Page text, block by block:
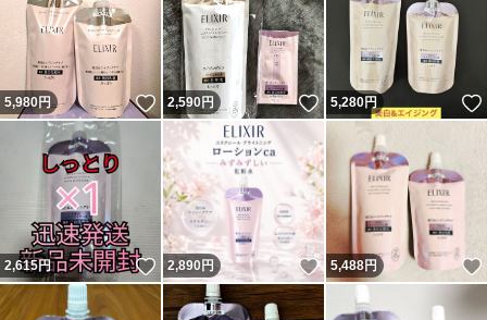
5,980円 いいね！
2,590円 いいね！
5,280円
2,615円 いいね！
2,890円 いいね！
5,488円